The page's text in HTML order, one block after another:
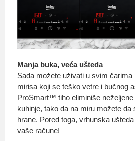
Manja buka, veća ušteda
Sada možete uživati u svim čarima
mirisa koji se teško vetre i bučnog
ProSmart™ tiho eliminiše
kuhinje, tako da na miru možete da
hrane. Pored toga, vrhunska
vaše račune!